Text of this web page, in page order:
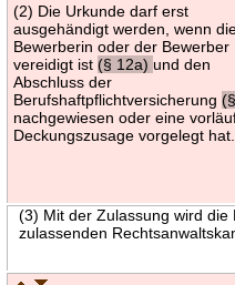
(2) Die Urkunde darf erst
ausgehändigt werden, wenn
Bewerberin oder der Bewerber
vereidigt ist (§ 12a)und den
Abschluss der
Berufshaftpflichtversicherung
nachgewiesen oder eine
Deckungszusage vorgelegt hat.
(3) Mit der Zulassung wird
zulassenden